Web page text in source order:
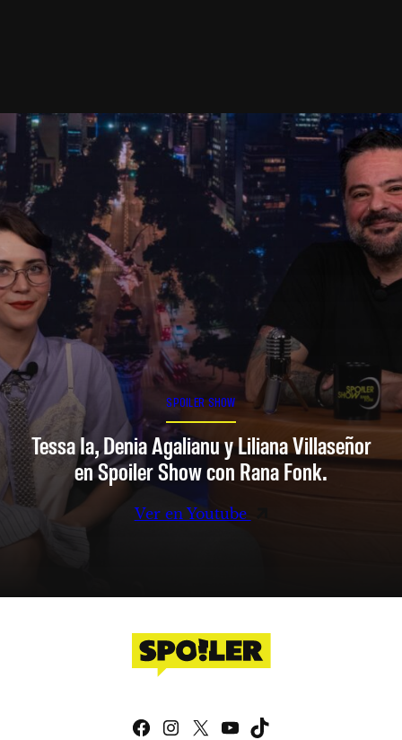
SPOILER SHOW
Tessa Ia, Denia Agalianu y Liliana Villaseñor
en Spoiler Show con Rana Fonk.
Ver en Youtube
Facebook
Instagram
X YouTube